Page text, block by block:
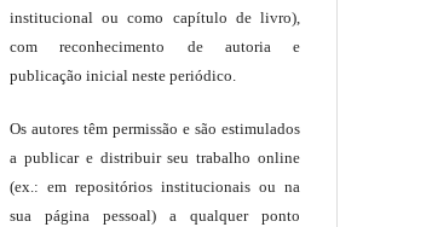
institucional ou como capítulo de livro),
com reconhecimento de autoria e
publicação inicial neste periódico.
Os autores têm permissão e são estimulados
a publicar e distribuir seu trabalho online
(ex.: em repositórios institucionais ou na
sua página pessoal) a qualquer ponto